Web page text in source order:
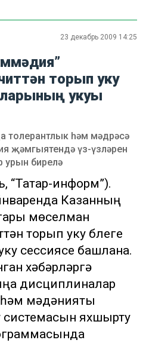
23 декабрь 2009 14:25
торып уку
укуы
толерантлык һәм мәдрәсә
җәмгыятендә үз-үзләрен
урын бирелә
“Татар-информ”).
Казанның
мөселман
торып уку бүлеге
сессиясе башлана.
хәбәрләргә
дисциплиналар
һәм мәдәнияты
системасын яхшырту